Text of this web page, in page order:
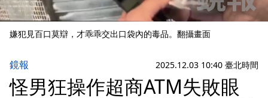
嫌犯見百口莫辯，才乖乖交出口袋內的毒品。翻攝畫面
鏡報 2025.12.03 10:40 臺北時間
怪男狂操作超商ATM失敗眼